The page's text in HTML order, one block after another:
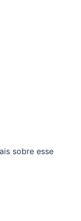
sobre esse